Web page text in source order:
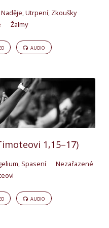
Naděje,Utrpení, Zkoušky
Žalmy
AUDIO
1,15–17)
, Spasení
Nezařazené
AUDIO